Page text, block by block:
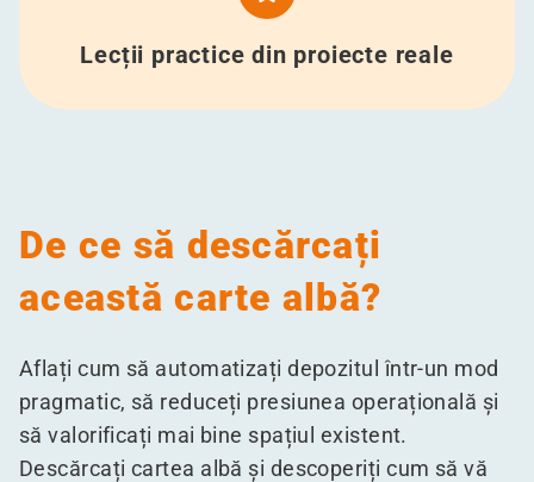
Lecții practice din proiecte reale
De ce să descărcați
această carte albă?
Aflați cum să automatizați depozitul într-un mod
pragmatic, să reduceți presiunea operațională și
să valorificați mai bine spațiul existent.
Descărcați cartea albă și descoperiți cum să vă